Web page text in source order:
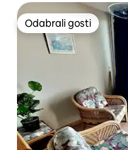
Odabrali gosti
Odabrali gosti